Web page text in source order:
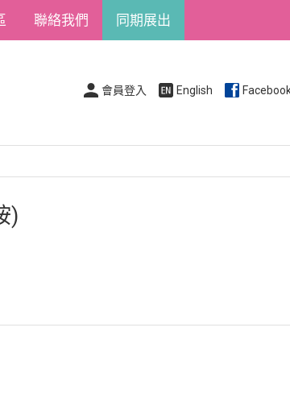
聯絡我們 同期展出
會員登入 English
)